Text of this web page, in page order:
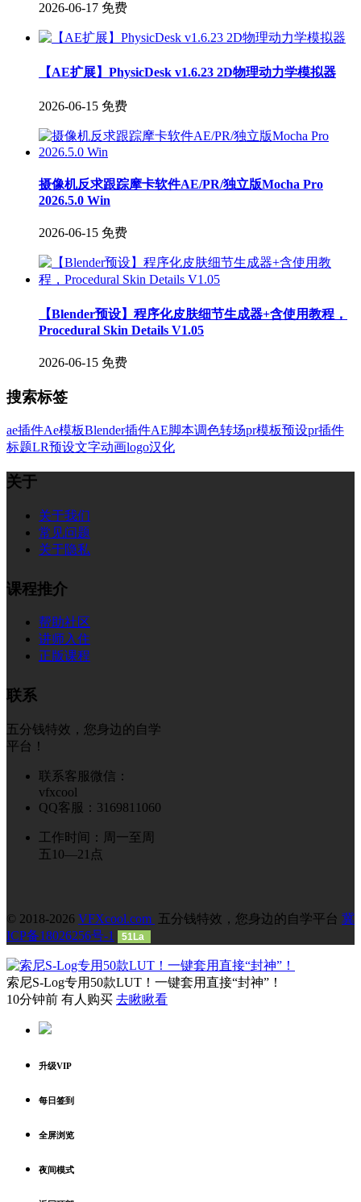
2026-06-17 免费
【AE扩展】PhysicDesk v1.6.23 2D物理动力学模拟器
2026-06-15 免费
摄像机反求跟踪摩卡软件AE/PR/独立版Mocha Pro
2026.5.0 Win
2026-06-15 免费
【Blender预设】程序化皮肤细节生成器+含使用教程，
Procedural Skin Details V1.05
2026-06-15 免费
搜索标签
ae插件Ae模板Blender插件AE脚本调色转场pr模板预设pr插件
标题LR预设文字动画logo汉化
关于
关于我们
常见问题
关于隐私
课程推介
帮助社区
讲师入住
正版课程
联系
五分钱特效，您身边的自学
平台！
联系客服微信：
vfxcool
QQ客服：3169811060
工作时间：周一至周
五10—21点
© 2018-2026 VFXcool.com 五分钱特效，您身边的自学平台 冀
ICP备18026256号-1
51La
索尼S-Log专用50款LUT！一键套用直接“封神”！
10分钟前 有人购买 去瞅瞅看
升级VIP
每日签到
全屏浏览
夜间模式